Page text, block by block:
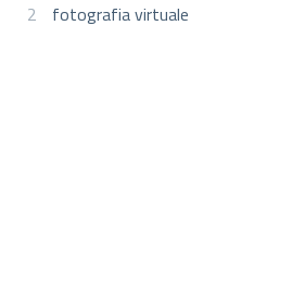
2 fotografia virtuale